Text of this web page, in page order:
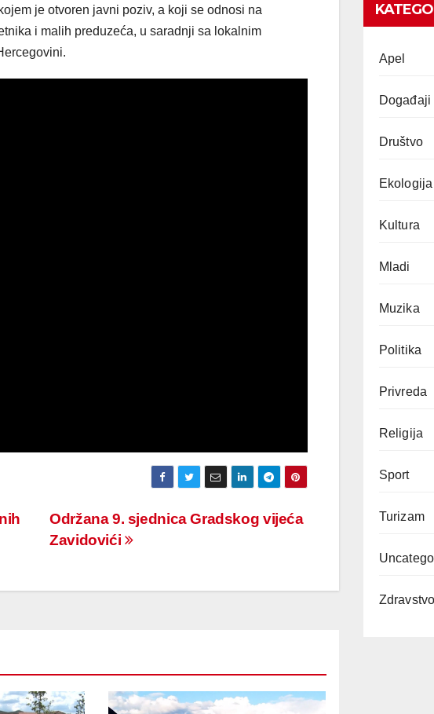
je otvoren javni poziv, a koji se odnosi na
i malih preduzeća, u saradnji sa lokalnim
Održana 9. sjednica Gradskog vijeća
Zavidovići
Apel
Događaji
Društvo
Ekologija
Kultura
Mladi
Muzika
Politika
Privreda
Religija
Sport
Turizam
Zdravstvo